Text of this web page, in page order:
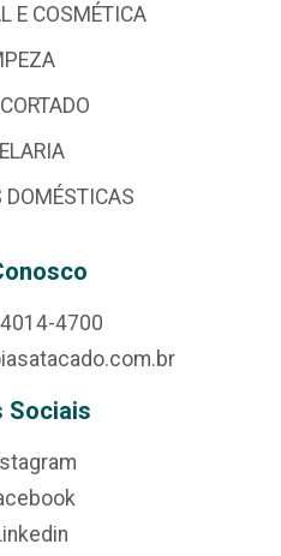
E COSMÉTICA
DOMÉSTICAS
4700
Sociais